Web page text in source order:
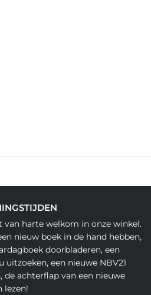
van harte welkom in onze winkel.
nieuw boek in de hand hebben,
doorbladeren, een
uitzoeken, een nieuwe NBV21
de achterflap van een nieuwe
lezen!